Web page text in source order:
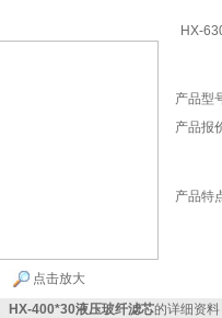
HX-
点击放大
产品型
产品报
产品特
HX-400*30液压玻纤滤芯的详细资料